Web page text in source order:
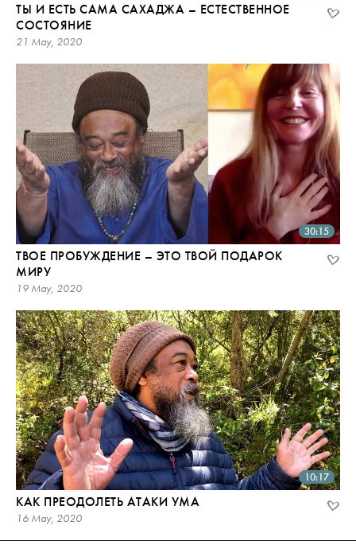
ТЫ И ЕСТЬ САМА САХАДЖА – ЕСТЕСТВЕННОЕ
СОСТОЯНИЕ
21 May, 2020
30:15
ТВОЕ ПРОБУЖДЕНИЕ – ЭТО ТВОЙ ПОДАРОК
МИРУ
19 May, 2020
10:17
КАК ПРЕОДОЛЕТЬ АТАКИ УМА
16 May, 2020